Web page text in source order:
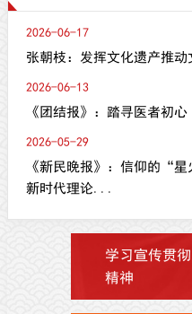
2026-06-17
张朝枝：发挥文化遗产推动
2026-06-13
《团结报》：踏寻医者初
2026-05-29
《新民晚报》：信仰的“
新时代理论...
学习宣传贯
精神